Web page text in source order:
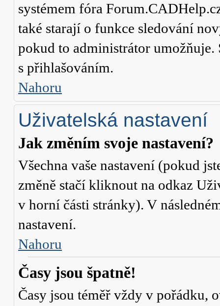
systémem fóra
také starají o funkce sledování
pokud to administrátor umožňuje.
s přihlašováním.
Nahoru
Uživatelská nastavení
Jak změním svoje nastavení?
Všechna vaše nastavení (pokud
změně stačí kliknout na odkaz
v horní části stránky). V
nastavení.
Nahoru
Časy jsou špatně!
Časy jsou téměř vždy v pořádku,